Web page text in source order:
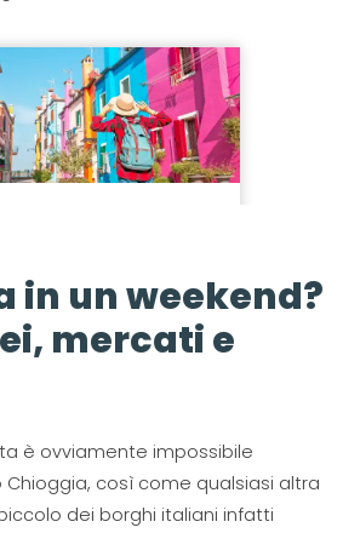
in un weekend?
mercati e
è ovviamente impossibile
così come qualsiasi altra
dei borghi italiani infatti